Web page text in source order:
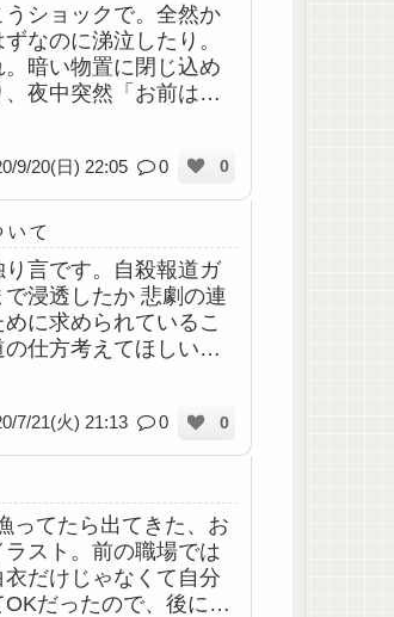
ショックで。全然か
なのに涕泣したり。
暗い物置に閉じ込め
夜中突然「お前は悪
9/20(日) 22:05 0 0
て
言です。自殺報道ガ
浸透したか 悲劇の連
に求められているこ
仕方考えてほしいな
7/21(火) 21:13 0 0
ってたら出てきた、お
スト。前の職場では
だけじゃなくて自分
だったので、後にユ